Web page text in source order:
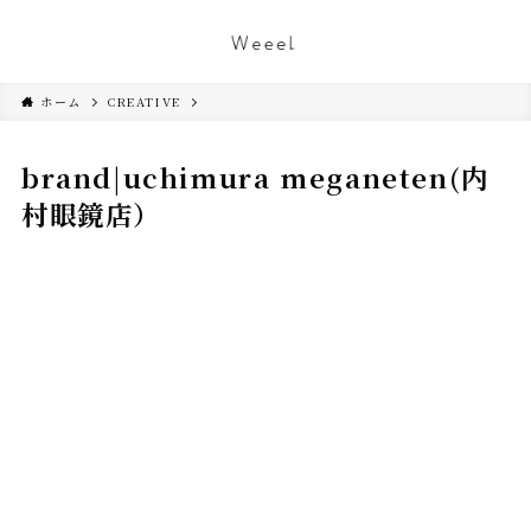
ホーム CREATIVE
brand|uchimura meganeten(内
村眼鏡店）